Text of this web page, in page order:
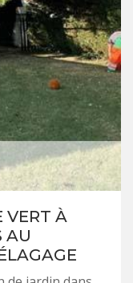
VERT À
AU